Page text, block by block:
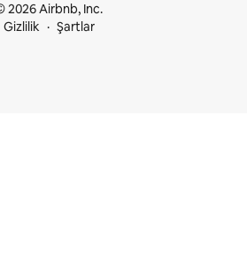
2026 Airbnb, Inc.
Gizlilik
Şartlar